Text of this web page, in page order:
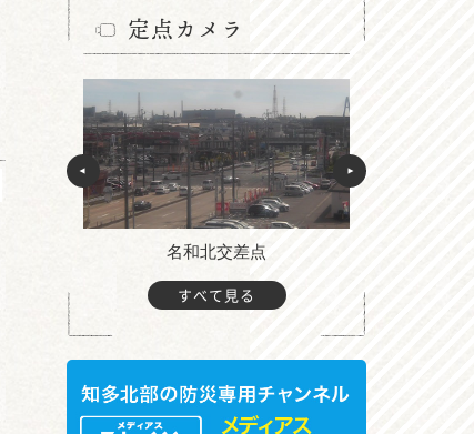
定点カメラ
名和北交差点
すべて見る